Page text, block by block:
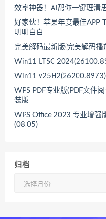
效率神器！AI帮你一键理清
好家伙！苹果年度最佳APP
明明白白
完美解码最新版(完美解码播
Win11 LTSC
Win11 v25H2(26200.8973)
WPS PDF专业版(PDF文件
装版
WPS Office 2023 专业增强
(08.05)
归档